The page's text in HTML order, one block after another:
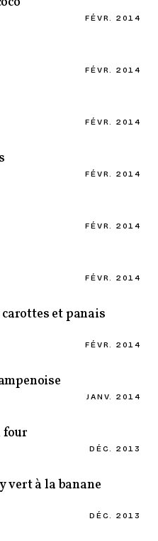
FÉVR. 2014
FÉVR. 2014
FÉVR. 2014
FÉVR. 2014
FÉVR. 2014
FÉVR. 2014
et panais
FÉVR. 2014
JANV. 2014
four
DÉC. 2013
vert à la banane
DÉC. 2013